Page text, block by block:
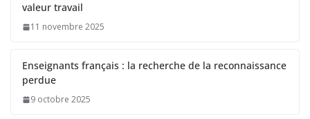
valeur travail
11 novembre 2025
Enseignants français : la recherche de la reconnaissance
perdue
9 octobre 2025